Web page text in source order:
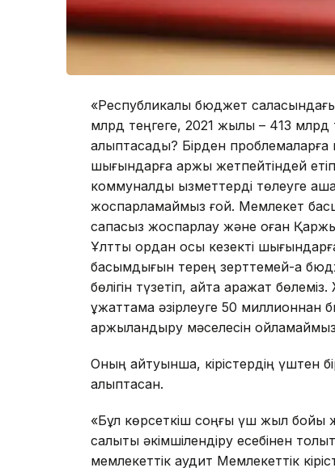
«Республикалық бюджет
млрд теңгеге, 2021 жылы – 413 млрд
қалыптасады? Бірден
шығындарға қаржы жетпейтіндей
коммуналдық қызметтерді төлеуге
жоспарламаймыз ғой. Мемлекет
сапасыз жоспарлау және оған Қаржы
Ұлттық қордан осы кезекті
басымдығын терең зерттемей-ақ
бөлігін түзетіп, қайта қаражат
құжаттама әзірлеуге 50
қаржыландыру мәселесін
Оның айтуынша, кірістердің үштен
қалыптасқан.
«Бұл көрсеткіш соңғы үш жыл бойы
салықтық әкімшілендіру есебінен
мемлекеттік аудит Мемлекеттік